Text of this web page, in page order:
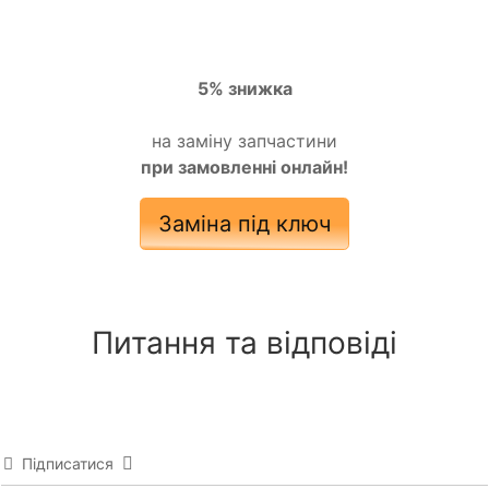
5% знижка
на заміну запчастини
при замовленні онлайн!
Заміна під ключ
Питання та відповіді
Підписатися